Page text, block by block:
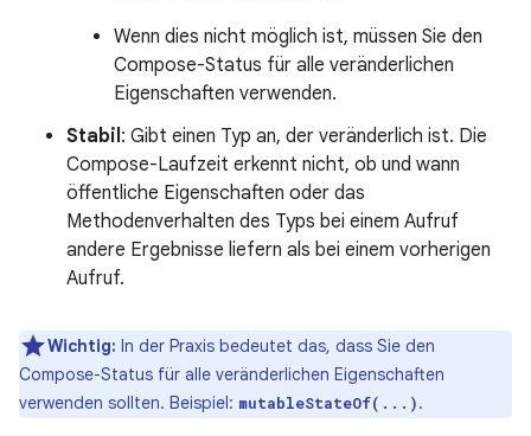
Wenn dies nicht möglich ist, müssen Sie den
Compose-Status für alle veränderlichen
Eigenschaften verwenden.
Stabil: Gibt einen Typ an, der veränderlich ist. Die
Compose-Laufzeit erkennt nicht, ob und wann
öffentliche Eigenschaften oder das
Methodenverhalten des Typs bei einem Aufruf
andere Ergebnisse liefern als bei einem vorherigen
Aufruf.
Wichtig: In der Praxis bedeutet das, dass Sie den
Compose-Status für alle veränderlichen Eigenschaften
verwenden sollten. Beispiel: mutableStateOf(...).